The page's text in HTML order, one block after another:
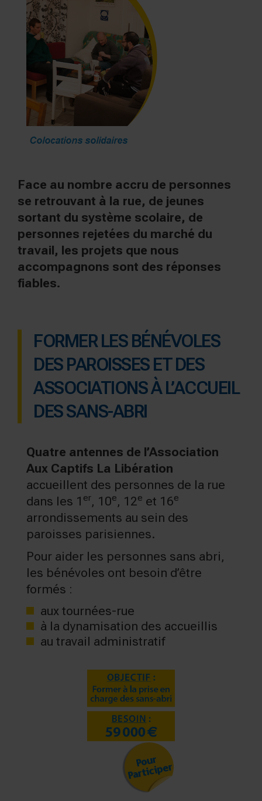
Face au nombre accru de personnes
se retrouvant à la rue, de jeunes
sortant du système scolaire, de
personnes rejetées du marché du
travail, les projets que nous
accompagnons sont des réponses
fiables.
FORMER LES BÉNÉVOLES
DES PAROISSES ET DES
ASSOCIATIONS À L’ACCUEIL
DES SANS-ABRI
Quatre antennes de l’Association
Aux Captifs La Libération
accueillent des personnes de la rue
dans les 1 er, 10e, 12e et 16e
arrondissements au sein des
paroisses parisiennes.
Pour aider les personnes sans abri,
les bénévoles ont besoin d’être
formés :
aux tournées-rue
à la dynamisation des accueillis
au travail administratif